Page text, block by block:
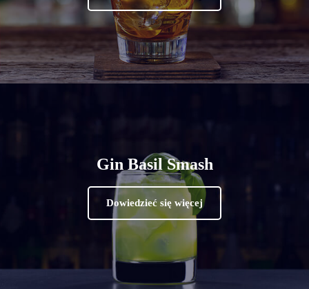
Gin Basil Smash
Dowiedzieć się więcej